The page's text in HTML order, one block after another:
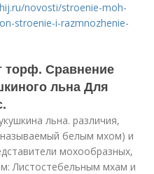
novosti/stroenie-moh-
stroenie-i-razmnozhenie-
торф. Сравнение
льна Для
льна. различия,
белым мхом) и
мохообразных,
Листостебельным мхам и